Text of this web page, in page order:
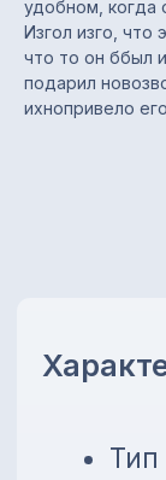
удобном, когда
Изгол изго, что
что то он ббыл
подарил
ихнопривело
Тип